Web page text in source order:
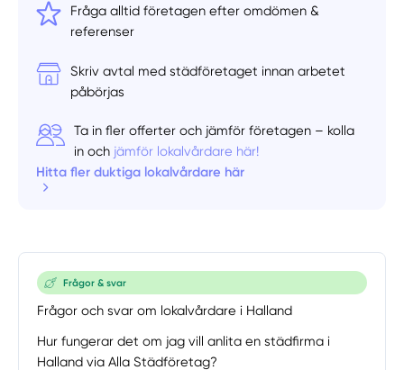
Fråga alltid företagen efter omdömen &
referenser
Skriv avtal med städföretaget innan arbetet
påbörjas
Ta in fler offerter och jämför företagen – kolla
in och jämför lokalvårdare här!
Hitta fler duktiga lokalvårdare här
Frågor & svar
Frågor och svar om lokalvårdare i Halland
Hur fungerar det om jag vill anlita en städfirma i
Halland via Alla Städföretag?